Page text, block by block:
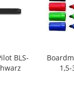
BLS-